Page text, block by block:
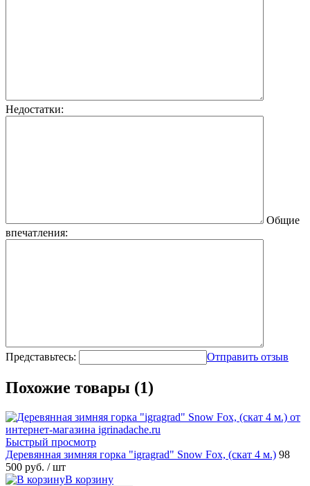
Недостатки:
Общие
впечатления:
Представьтесь: Отправить отзыв
Похожие товары (1)
Быстрый просмотр
Деревянная зимняя горка "igragrad" Snow Fox, (скат 4 м.) 98
500 руб. / шт
В корзину